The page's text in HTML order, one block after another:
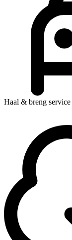
Haal & breng service